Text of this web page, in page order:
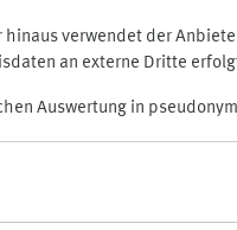
verwendet der
an externe Dritte
Auswertung in